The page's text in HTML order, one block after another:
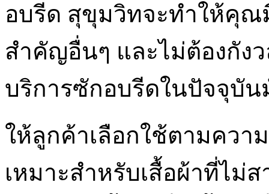
อบรีด สุขุมวิทจะทำให้คุณ
สำคัญอื่นๆ และไม่ต้องกัง
บริการซักอบรีดในปัจจุบั
ให้ลูกค้าเลือกใช้ตามควา
เหมาะสำหรับเสื้อผ้าที่ไม่